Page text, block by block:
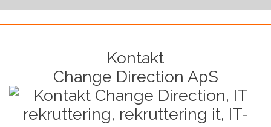
Kontakt
Change Direction ApS